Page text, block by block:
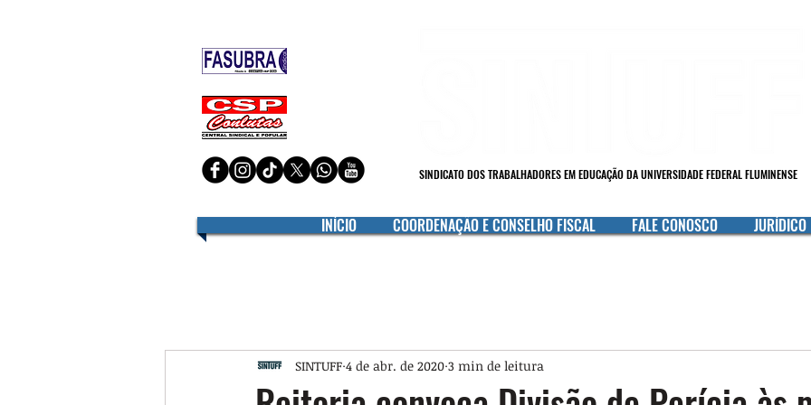
SINDICATO DOS TRABALHADORES EM EDUCAÇÃO DA UNIVERSIDADE FEDERAL FLUMINENSE
INÍCIO COORDENAÇÃO E CONSELHO FISCAL FALE CONOSCO JURÍDICO
SINTUFF 4 de abr. de 2020 3 min de leitura